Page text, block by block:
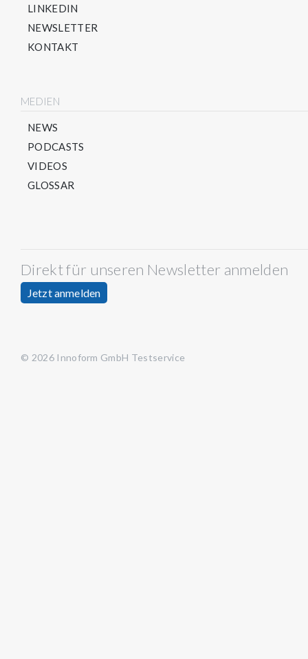
LINKEDIN
NEWSLETTER
KONTAKT
MEDIEN
NEWS
PODCASTS
VIDEOS
GLOSSAR
Direkt für unseren Newsletter anmelden
Jetzt anmelden
© 2026 Innoform GmbH Testservice